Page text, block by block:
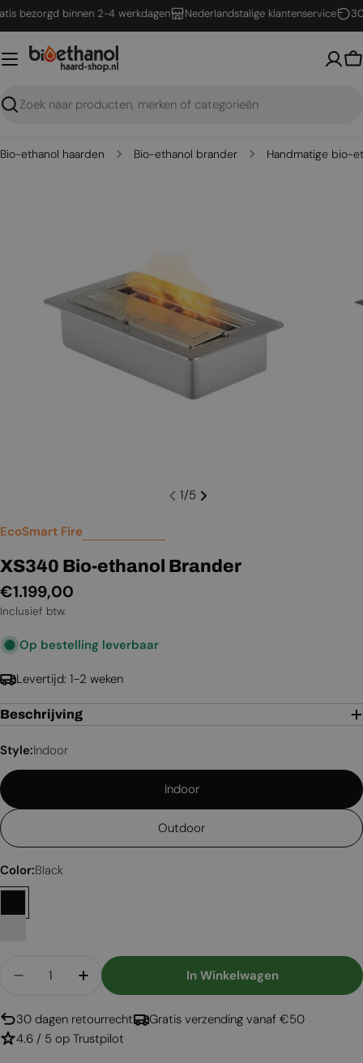
Ga
naar
inhoud
binnen 2-4 werkdagen Nederlandstalige klantenservice 30
Zoeken
Bio-ethanol haarden Bio-ethanol brander Handmatige bio-
Open media 0 in een venster
1/5
EcoSmart Fire
XS340 Bio-ethanol Brander
Normale
prijs
€1.199,00
Inclusief btw.
Op bestelling leverbaar
Levertijd: 1-2 weken
Beschrijving
Style:Indoor
Indoor
Outdoor
Color:Black
Aantal Verlagen Voor XS340 Bio-Ethanol
Aantal Verhogen Voor XS340 Bio-
In Winkelwagen
30 dagen retourrecht
Gratis verzending vanaf €50
4.6 / 5 op Trustpilot